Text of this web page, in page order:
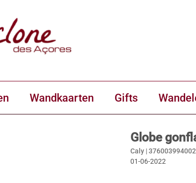
Wandkaarten Gifts
Globe
Caly |
01-06-2022